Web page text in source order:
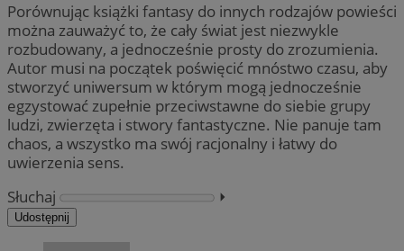
Porównując książki fantasy do innych rodzajów powieści
można zauważyć to, że cały świat jest niezwykle
rozbudowany, a jednocześnie prosty do zrozumienia.
Autor musi na początek poświęcić mnóstwo czasu, aby
stworzyć uniwersum w którym mogą jednocześnie
egzystować zupełnie przeciwstawne do siebie grupy
ludzi, zwierzęta i stwory fantastyczne. Nie panuje tam
chaos, a wszystko ma swój racjonalny i łatwy do
uwierzenia sens.
Słuchaj
⏵︎
Udostępnij